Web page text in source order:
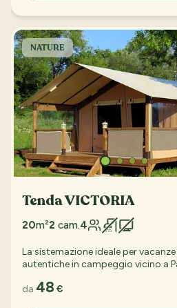
NATURE
Tenda VICTORIA
20m²2 cam.4
La sistemazione ideale per
autentiche in campeggio vicino a
da 48 €